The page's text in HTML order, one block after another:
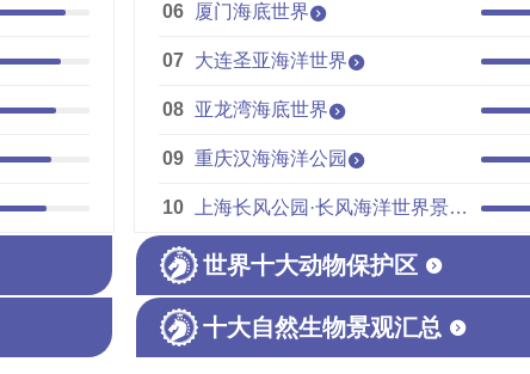
06 厦门海底世界
07 大连圣亚海洋世界
08 亚龙湾海底世界
09 重庆汉海海洋公园
10 上海长风公园·长风海洋世界景区
世界十大动物保护区
十大自然生物景观汇总